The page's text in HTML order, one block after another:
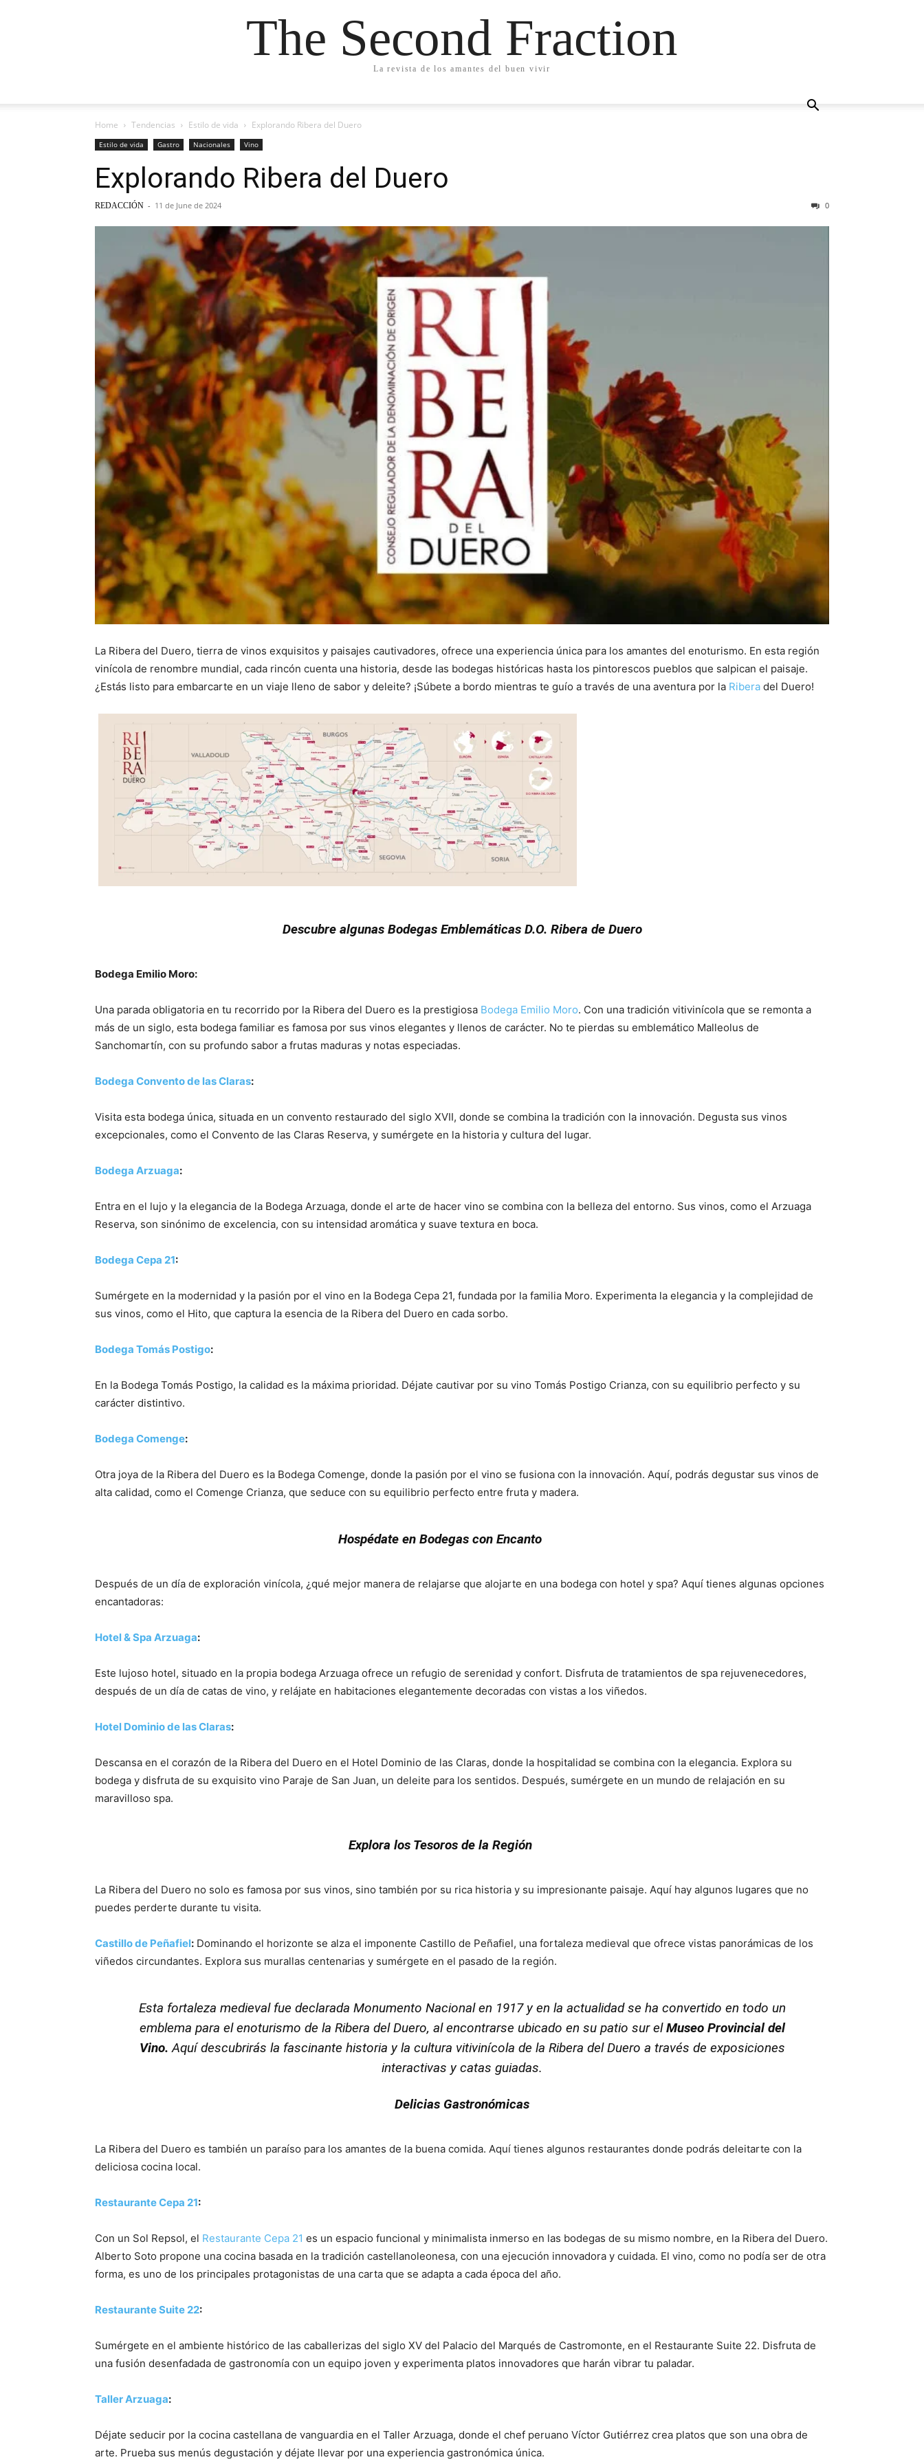
The Second Fraction
La revista de los amantes del buen vivir
Home Tendencias Estilo de vida Explorando Ribera del Duero
Estilo de vida Gastro Nacionales Vino
Explorando Ribera del Duero
REDACCIÓN - 11 de June de 2024 0
La Ribera del Duero, tierra de vinos exquisitos y paisajes cautivadores, ofrece una experiencia única para los amantes del enoturismo. En esta región
vinícola de renombre mundial, cada rincón cuenta una historia, desde las bodegas históricas hasta los pintorescos pueblos que salpican el paisaje.
¿Estás listo para embarcarte en un viaje lleno de sabor y deleite? ¡Súbete a bordo mientras te guío a través de una aventura por la Ribera del Duero!
Descubre algunas Bodegas Emblemáticas D.O. Ribera de Duero
Bodega Emilio Moro:
Una parada obligatoria en tu recorrido por la Ribera del Duero es la prestigiosa Bodega Emilio Moro. Con una tradición vitivinícola que se remonta a
más de un siglo, esta bodega familiar es famosa por sus vinos elegantes y llenos de carácter. No te pierdas su emblemático Malleolus de
Sanchomartín, con su profundo sabor a frutas maduras y notas especiadas.
Bodega Convento de las Claras:
Visita esta bodega única, situada en un convento restaurado del siglo XVII, donde se combina la tradición con la innovación. Degusta sus vinos
excepcionales, como el Convento de las Claras Reserva, y sumérgete en la historia y cultura del lugar.
Bodega Arzuaga:
Entra en el lujo y la elegancia de la Bodega Arzuaga, donde el arte de hacer vino se combina con la belleza del entorno. Sus vinos, como el Arzuaga
Reserva, son sinónimo de excelencia, con su intensidad aromática y suave textura en boca.
Bodega Cepa 21:
Sumérgete en la modernidad y la pasión por el vino en la Bodega Cepa 21, fundada por la familia Moro. Experimenta la elegancia y la complejidad de
sus vinos, como el Hito, que captura la esencia de la Ribera del Duero en cada sorbo.
Bodega Tomás Postigo:
En la Bodega Tomás Postigo, la calidad es la máxima prioridad. Déjate cautivar por su vino Tomás Postigo Crianza, con su equilibrio perfecto y su
carácter distintivo.
Bodega Comenge:
Otra joya de la Ribera del Duero es la Bodega Comenge, donde la pasión por el vino se fusiona con la innovación. Aquí, podrás degustar sus vinos de
alta calidad, como el Comenge Crianza, que seduce con su equilibrio perfecto entre fruta y madera.
Hospédate en Bodegas con Encanto
Después de un día de exploración vinícola, ¿qué mejor manera de relajarse que alojarte en una bodega con hotel y spa? Aquí tienes algunas opciones
encantadoras:
Hotel & Spa Arzuaga:
Este lujoso hotel, situado en la propia bodega Arzuaga ofrece un refugio de serenidad y confort. Disfruta de tratamientos de spa rejuvenecedores,
después de un día de catas de vino, y relájate en habitaciones elegantemente decoradas con vistas a los viñedos.
Hotel Dominio de las Claras:
Descansa en el corazón de la Ribera del Duero en el Hotel Dominio de las Claras, donde la hospitalidad se combina con la elegancia. Explora su
bodega y disfruta de su exquisito vino Paraje de San Juan, un deleite para los sentidos. Después, sumérgete en un mundo de relajación en su
maravilloso spa.
Explora los Tesoros de la Región
La Ribera del Duero no solo es famosa por sus vinos, sino también por su rica historia y su impresionante paisaje. Aquí hay algunos lugares que no
puedes perderte durante tu visita.
Castillo de Peñafiel: Dominando el horizonte se alza el imponente Castillo de Peñafiel, una fortaleza medieval que ofrece vistas panorámicas de los
viñedos circundantes. Explora sus murallas centenarias y sumérgete en el pasado de la región.
Esta fortaleza medieval fue declarada Monumento Nacional en 1917 y en la actualidad se ha convertido en todo un
emblema para el enoturismo de la Ribera del Duero, al encontrarse ubicado en su patio sur elMuseo Provincial del
Vino. Aquí descubrirás la fascinante historia y la cultura vitivinícola de la Ribera del Duero a través de exposiciones
interactivas y catas guiadas.
Delicias Gastronómicas
La Ribera del Duero es también un paraíso para los amantes de la buena comida. Aquí tienes algunos restaurantes donde podrás deleitarte con la
deliciosa cocina local.
Restaurante Cepa 21:
Con un Sol Repsol, el Restaurante Cepa 21 es un espacio funcional y minimalista inmerso en las bodegas de su mismo nombre, en la Ribera del Duero.
Alberto Soto propone una cocina basada en la tradición castellanoleonesa, con una ejecución innovadora y cuidada. El vino, como no podía ser de otra
forma, es uno de los principales protagonistas de una carta que se adapta a cada época del año.
Restaurante Suite 22:
Sumérgete en el ambiente histórico de las caballerizas del siglo XV del Palacio del Marqués de Castromonte, en el Restaurante Suite 22. Disfruta de
una fusión desenfadada de gastronomía con un equipo joven y experimenta platos innovadores que harán vibrar tu paladar.
Taller Arzuaga:
Déjate seducir por la cocina castellana de vanguardia en el Taller Arzuaga, donde el chef peruano Víctor Gutiérrez crea platos que son una obra de
arte. Prueba sus menús degustación y déjate llevar por una experiencia gastronómica única.